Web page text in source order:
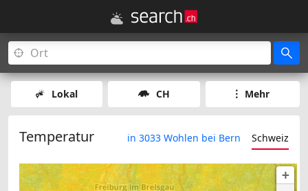
Lokal CH Mehr
Temperatur in 3033 Wohlen bei Bern Schweiz
+